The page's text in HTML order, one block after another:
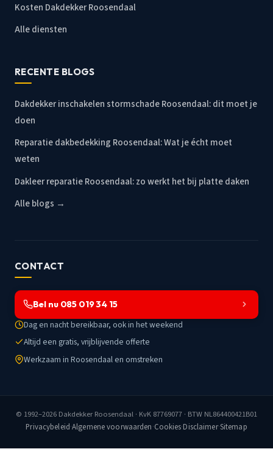
Kosten Dakdekker Roosendaal
Alle diensten
RECENTE BLOGS
Dakdekker inschakelen stormschade Roosendaal: dit moet je
doen
Reparatie dakbedekking Roosendaal: Wat je écht moet
weten
Dakleer reparatie Roosendaal: zo werkt het bij platte daken
Alle blogs →
CONTACT
Bel nu 085 019 34 15
Dag en nacht bereikbaar, ook in het weekend
Altijd een gratis, vrijblijvende offerte
Werkzaam in Roosendaal en omstreken
© 1992–2026 Dakdekker Roosendaal · KvK 87769077 · BTW NL864400421B01
Privacybeleid·Algemene voorwaarden·Cookies·Disclaimer·Sitemap